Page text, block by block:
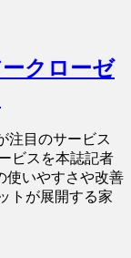
クローゼ
注目のサービス
ビスを本誌記者
使いやすさや改善
が展開する家